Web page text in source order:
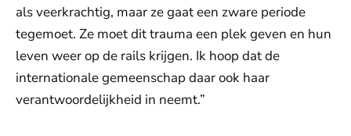
als veerkrachtig, maar ze gaat een zware periode
tegemoet. Ze moet dit trauma een plek geven en hun
leven weer op de rails krijgen. Ik hoop dat de
internationale gemeenschap daar ook haar
verantwoordelijkheid in neemt.”